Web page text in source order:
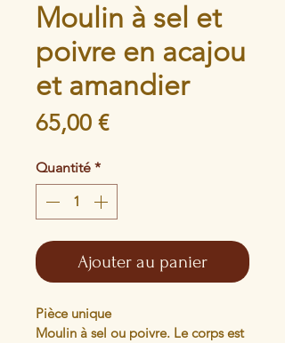
Moulin à sel et
poivre en acajou
et amandier
65,00 €Prix
Quantité *
Ajouter au panier
Pièce unique
Moulin à sel ou poivre. Le corps est